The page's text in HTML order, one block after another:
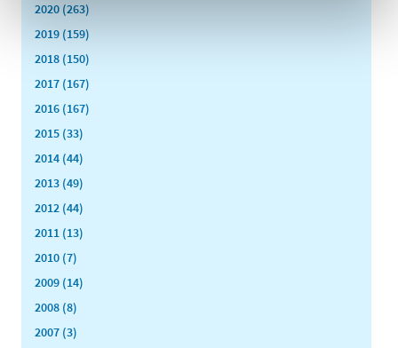
2020 (263)
2019 (159)
2018 (150)
2017 (167)
2016 (167)
2015 (33)
2014 (44)
2013 (49)
2012 (44)
2011 (13)
2010 (7)
2009 (14)
2008 (8)
2007 (3)